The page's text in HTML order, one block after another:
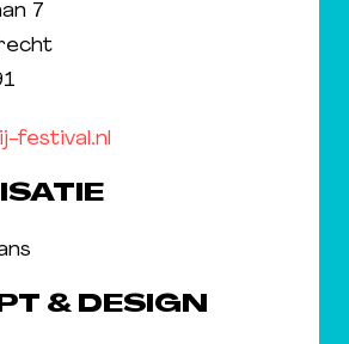
7
festival.nl
& DESIGN